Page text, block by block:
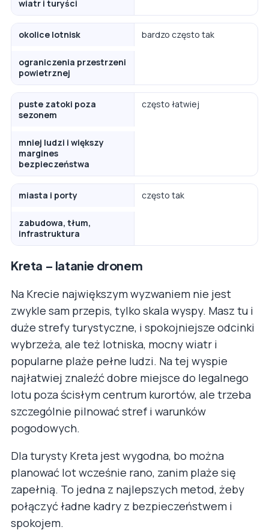
wiatr i turyści
okolice lotnisk bardzo często tak
ograniczenia przestrzeni
powietrznej
puste zatoki poza
sezonem
często łatwiej
mniej ludzi i większy
margines
bezpieczeństwa
miasta i porty często tak
zabudowa, tłum,
infrastruktura
Kreta – latanie dronem
Na Krecie największym wyzwaniem nie jest
zwykle sam przepis, tylko skala wyspy. Masz tu i
duże strefy turystyczne, i spokojniejsze odcinki
wybrzeża, ale też lotniska, mocny wiatr i
popularne plaże pełne ludzi. Na tej wyspie
najłatwiej znaleźć dobre miejsce do legalnego
lotu poza ścisłym centrum kurortów, ale trzeba
szczególnie pilnować stref i warunków
pogodowych.
Dla turysty Kreta jest wygodna, bo można
planować lot wcześnie rano, zanim plaże się
zapełnią. To jedna z najlepszych metod, żeby
połączyć ładne kadry z bezpieczeństwem i
spokojem.